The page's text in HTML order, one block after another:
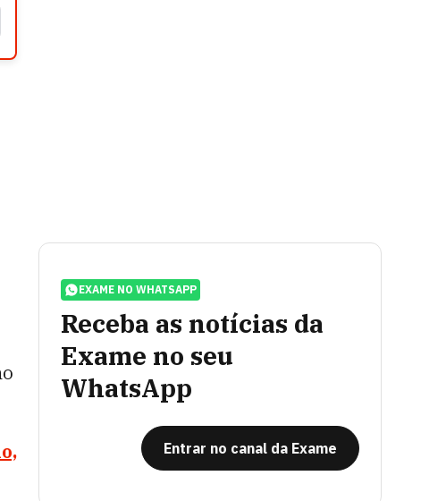
EXAME NO WHATSAPP
Receba as notícias da
Exame no seu
WhatsApp
Entrar no canal da Exame